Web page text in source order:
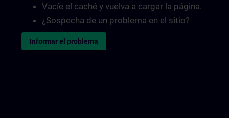
Vacíe el caché y vuelva a cargar la página.
¿Sospecha de un problema en el sitio?
Informar el problema